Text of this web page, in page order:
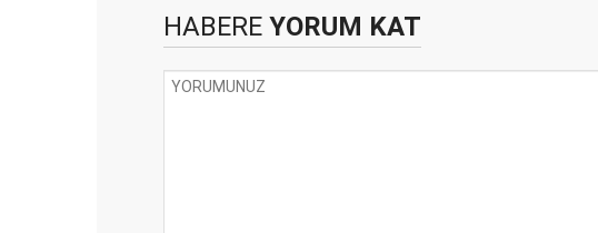
HABERE YORUM KAT